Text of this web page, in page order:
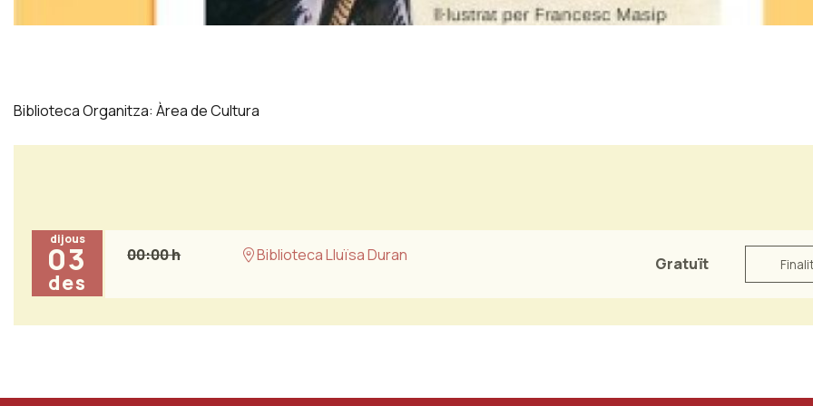
Biblioteca Organitza: Àrea de Cultura
dijous
03
des
00:00 h Biblioteca Lluïsa Duran Gratuït